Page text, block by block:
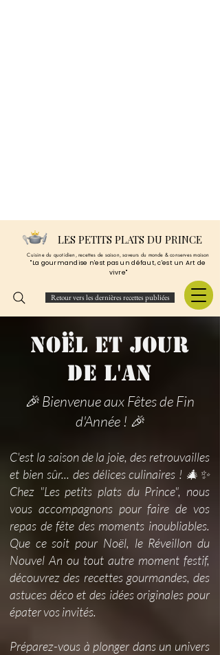
LES PETITS PLATS DU PRINCE
Cuisine du quotidien, recettes de saison, saveurs du monde & conserves maison
"La gourmandise n'est pas un défaut, c'est un Art de
vivre"
Retour vers les dernières recettes publiées
NOËL ET JOUR
DE L'AN
🎉 Bienvenue aux Fêtes de Fin
d'Année ! 🎉
C'est la saison de la joie, des retrouvailles
et bien sûr... des délices culinaires ! 🎄✨
Chez "Les petits plats du Prince", nous
vous accompagnons pour faire de vos
repas de fête des moments inoubliables.
Que ce soit pour Noël, le Réveillon du
Nouvel An ou tout autre moment festif,
découvrez des recettes gourmandes, des
astuces déco et des idées originales pour
épater vos invités.
Préparez-vous à plonger dans un univers